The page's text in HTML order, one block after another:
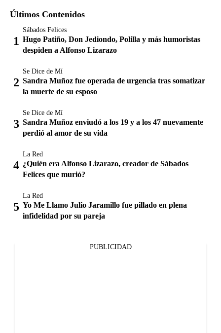
Últimos Contenidos
Sábados Felices
Hugo Patiño, Don Jediondo, Polilla y más humoristas
despiden a Alfonso Lizarazo
Se Dice de Mí
Sandra Muñoz fue operada de urgencia tras somatizar
la muerte de su esposo
Se Dice de Mí
Sandra Muñoz enviudó a los 19 y a los 47 nuevamente
perdió al amor de su vida
La Red
¿Quién era Alfonso Lizarazo, creador de Sábados
Felices que murió?
La Red
Yo Me Llamo Julio Jaramillo fue pillado en plena
infidelidad por su pareja
PUBLICIDAD